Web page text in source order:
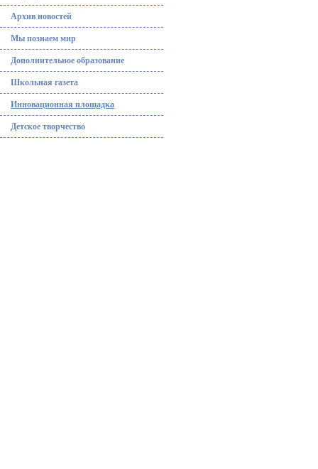
Архив новостей
Мы познаем мир
Дополнительное образование
Школьная газета
Инновационная площадка
Детское творчество